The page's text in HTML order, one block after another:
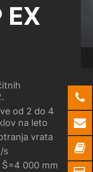
EX
od 2 do 4
na leto
vrata
s
000 mm
od 2 do 4
na leto
vrata
s
000 mm
od 2 do 4
na leto
vrata
s
000 mm